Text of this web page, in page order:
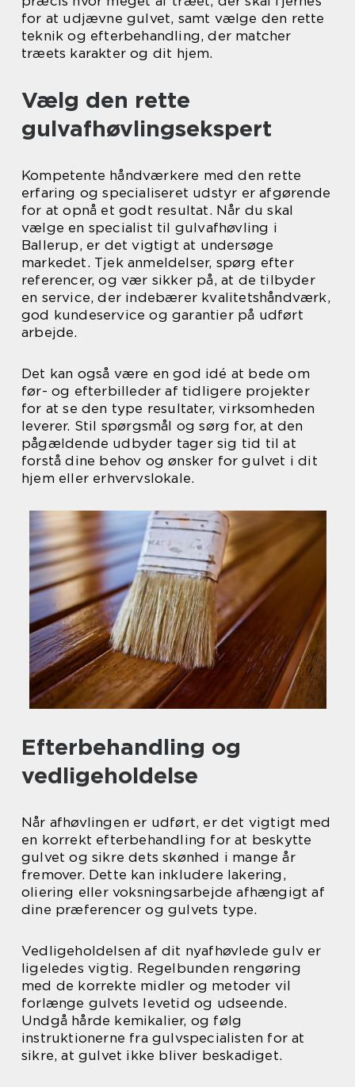
for at udjævne gulvet, samt vælge den rette
teknik og efterbehandling, der matcher
træets karakter og dit hjem.
Vælg den rette
gulvafhøvlingsekspert
Kompetente håndværkere med den rette
erfaring og specialiseret udstyr er afgørende
for at opnå et godt resultat. Når du skal
vælge en specialist til gulvafhøvling i
Ballerup, er det vigtigt at undersøge
markedet. Tjek anmeldelser, spørg efter
referencer, og vær sikker på, at de tilbyder
en service, der indebærer kvalitetshåndværk,
god kundeservice og garantier på udført
arbejde.
Det kan også være en god idé at bede om
før- og efterbilleder af tidligere projekter
for at se den type resultater, virksomheden
leverer. Stil spørgsmål og sørg for, at den
pågældende udbyder tager sig tid til at
forstå dine behov og ønsker for gulvet i dit
hjem eller erhvervslokale.
Efterbehandling og
vedligeholdelse
Når afhøvlingen er udført, er det vigtigt med
en korrekt efterbehandling for at beskytte
gulvet og sikre dets skønhed i mange år
fremover. Dette kan inkludere lakering,
oliering eller voksningsarbejde afhængigt af
dine præferencer og gulvets type.
Vedligeholdelsen af dit nyafhøvlede gulv er
ligeledes vigtig. Regelbunden rengøring
med de korrekte midler og metoder vil
forlænge gulvets levetid og udseende.
Undgå hårde kemikalier, og følg
instruktionerne fra gulvspecialisten for at
sikre, at gulvet ikke bliver beskadiget.